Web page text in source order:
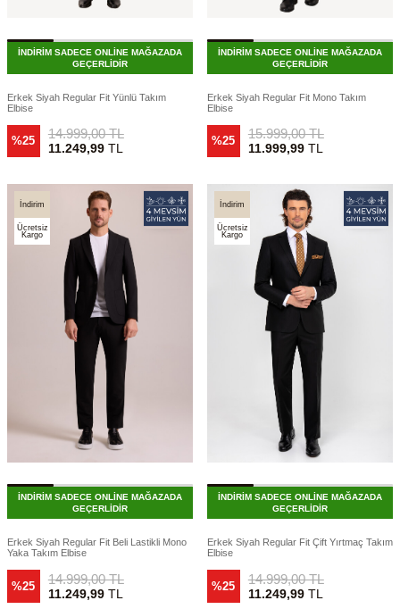
İNDİRİM SADECE ONLİNE MAĞAZADA
GEÇERLİDİR
Erkek Siyah Regular Fit Yünlü Takım
Elbise
%25 14.999,00TL
11.249,99TL
İNDİRİM SADECE ONLİNE MAĞAZADA
GEÇERLİDİR
Erkek Siyah Regular Fit Mono Takım
Elbise
%25 15.999,00TL
11.999,99TL
İndirim
Ücretsiz
Kargo
İNDİRİM SADECE ONLİNE MAĞAZADA
GEÇERLİDİR
Erkek Siyah Regular Fit Beli Lastikli Mono
Yaka Takım Elbise
%25 14.999,00TL
11.249,99TL
İndirim
Ücretsiz
Kargo
İNDİRİM SADECE ONLİNE MAĞAZADA
GEÇERLİDİR
Erkek Siyah Regular Fit Çift Yırtmaç Takım
Elbise
%25 14.999,00TL
11.249,99TL